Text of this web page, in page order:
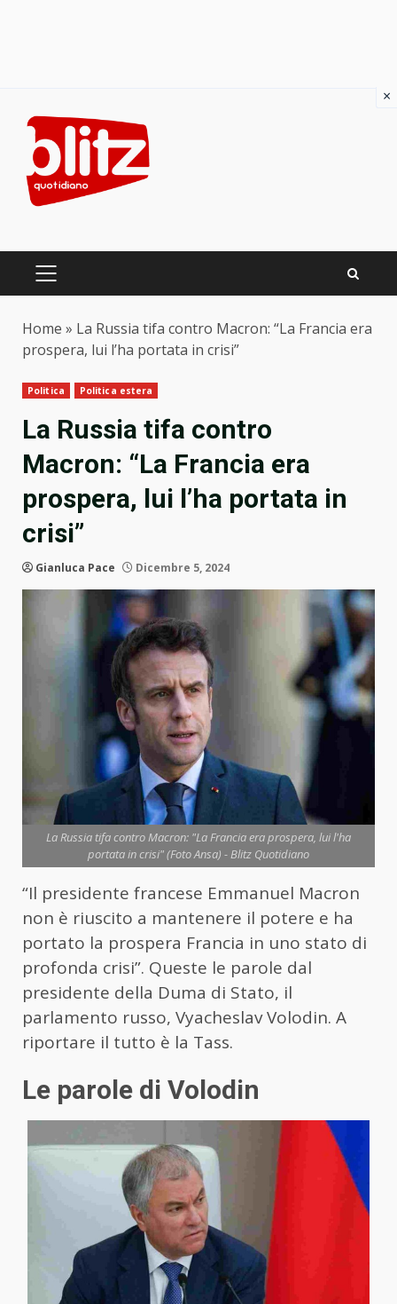
content
PRIMARY
Home » La Russia tifa contro Macron: “La Francia era
prospera, lui l’ha portata in crisi”
Politica Politica estera
La Russia tifa contro
Macron: “La Francia era
prospera, lui l’ha portata in
crisi”
Gianluca Pace Dicembre 5, 2024
La Russia tifa contro Macron: "La Francia era prospera, lui l'ha
portata in crisi" (Foto Ansa) - Blitz Quotidiano
“Il presidente francese Emmanuel Macron
non è riuscito a mantenere il potere e ha
portato la prospera Francia in uno stato di
profonda crisi”. Queste le parole dal
presidente della Duma di Stato, il
parlamento russo, Vyacheslav Volodin. A
riportare il tutto è la Tass.
Le parole di Volodin
×